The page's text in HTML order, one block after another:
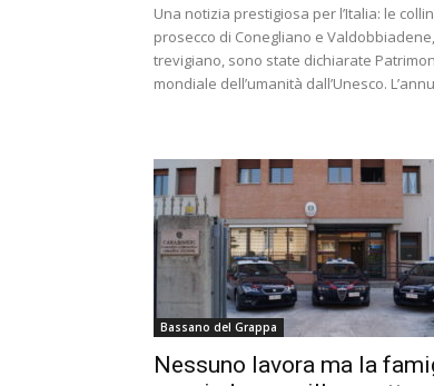
Una notizia prestigiosa per l’Italia: le
prosecco di Conegliano e
trevigiano, sono state dichiarate
mondiale dell’umanità dall’Unesco.
Bassano del Grappa
Nessuno lavora ma la